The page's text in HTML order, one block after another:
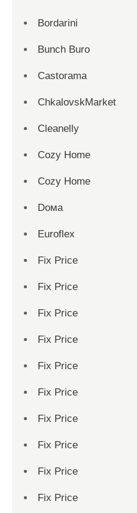
Bordarini
Bunch Buro
Castorama
ChkalovskMarket
Cleanelly
Cozy Home
Cozy Home
Dома
Euroflex
Fix Price
Fix Price
Fix Price
Fix Price
Fix Price
Fix Price
Fix Price
Fix Price
Fix Price
Fix Price